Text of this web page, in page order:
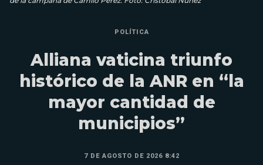
POLÍTICA
Alliana vaticina triunfo
histórico de la ANR en “la
mayor cantidad de
municipios”
7 DE AGOSTO DE 2026 8:42